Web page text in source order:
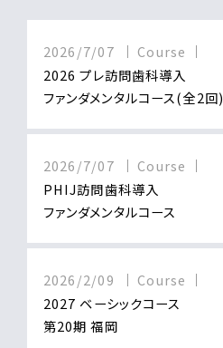
2026/7/07
Course
2026 プレ訪問歯科導入
ファンダメンタルコース(全2回)
2026/7/07
Course
PHIJ訪問歯科導入
ファンダメンタルコース
2026/2/09
Course
2027 ベーシックコース
第20期 福岡